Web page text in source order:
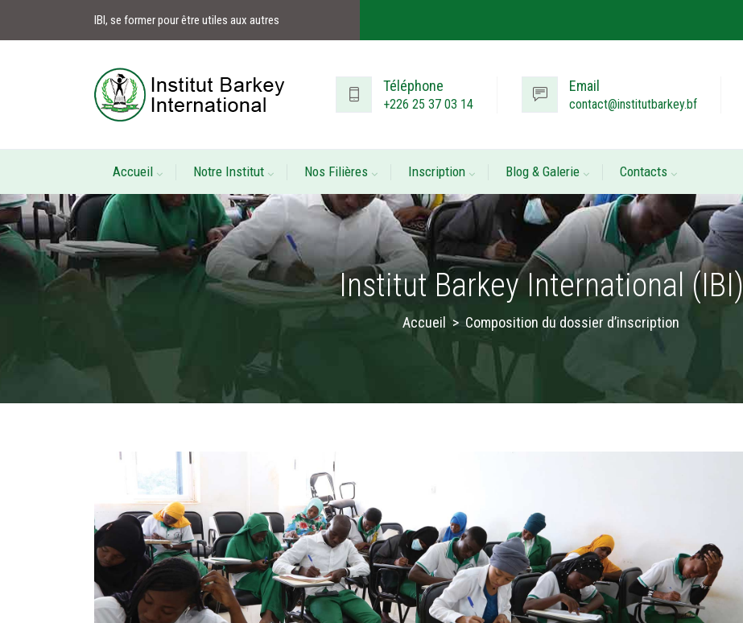
IBI, se former pour être utiles aux autres
Téléphone
+226 25 37 03 14
Email
contact@institutbarkey.bf
Accueil Notre Institut Nos Filières Inscription Blog & Galerie Contacts
Institut Barkey International (IBI)
Accueil > Composition du dossier d’inscription